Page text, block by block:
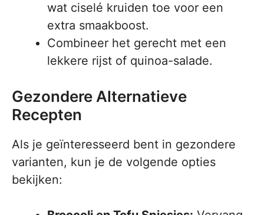
wat ciselé kruiden toe voor een
extra smaakboost.
Combineer het gerecht met een
lekkere rijst of quinoa-salade.
Gezondere Alternatieve
Recepten
Als je geïnteresseerd bent in gezondere
varianten, kun je de volgende opties
bekijken: